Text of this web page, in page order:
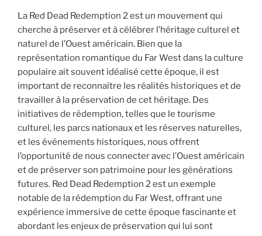
La Red Dead Redemption 2 est un mouvement qui
cherche à préserver et à célébrer l’héritage culturel et
naturel de l’Ouest américain. Bien que la
représentation romantique du Far West dans la culture
populaire ait souvent idéalisé cette époque, il est
important de reconnaître les réalités historiques et de
travailler à la préservation de cet héritage. Des
initiatives de rédemption, telles que le tourisme
culturel, les parcs nationaux et les réserves naturelles,
et les événements historiques, nous offrent
l’opportunité de nous connecter avec l’Ouest américain
et de préserver son patrimoine pour les générations
futures. Red Dead Redemption 2 est un exemple
notable de la rédemption du Far West, offrant une
expérience immersive de cette époque fascinante et
abordant les enjeux de préservation qui lui sont